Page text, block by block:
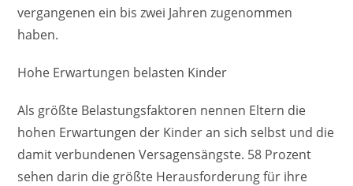
vergangenen ein bis zwei Jahren zugenommen
haben.
Hohe Erwartungen belasten Kinder
Als größte Belastungsfaktoren nennen Eltern die
hohen Erwartungen der Kinder an sich selbst und die
damit verbundenen Versagensängste. 58 Prozent
sehen darin die größte Herausforderung für ihre